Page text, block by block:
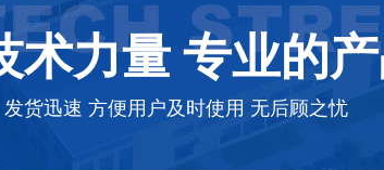
术力量 专业的
发货迅速 方便用户及时使用 无后顾之忧